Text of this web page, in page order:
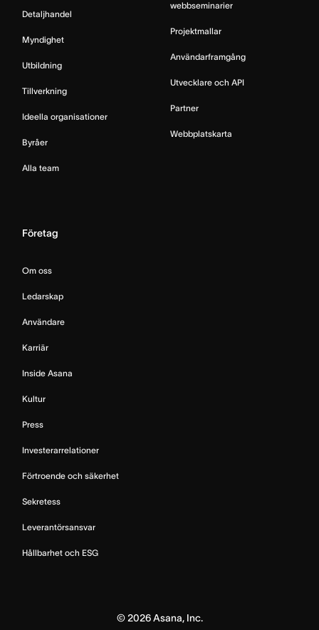
Detaljhandel
Myndighet
Utbildning
Tillverkning
Ideella organisationer
Byråer
Alla team
webbseminarier
Projektmallar
Användarframgång
Utvecklare och API
Partner
Webbplatskarta
Företag
Om oss
Ledarskap
Användare
Karriär
Inside Asana
Kultur
Press
Investerarrelationer
Förtroende och säkerhet
Sekretess
Leverantörsansvar
Hållbarhet och ESG
©2026Asana, Inc.